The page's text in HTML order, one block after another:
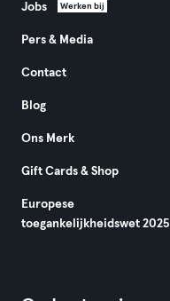
Jobs Werken bij
Pers & Media
Contact
Blog
Ons Merk
Gift Cards & Shop
Europese
toegankelijkheidswet 2025